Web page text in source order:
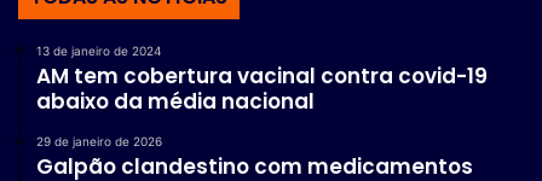
13 de janeiro de 2024
AM tem cobertura vacinal contra covid-19
abaixo da média nacional
29 de janeiro de 2026
Galpão clandestino com medicamentos